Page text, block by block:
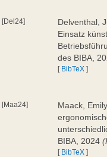
[Del24]
Delventhal,
Einsatz
des BIBA,
[ BibTeX ]
[Maa24]
Maack,
BIBA, 2024
[ BibTeX ]